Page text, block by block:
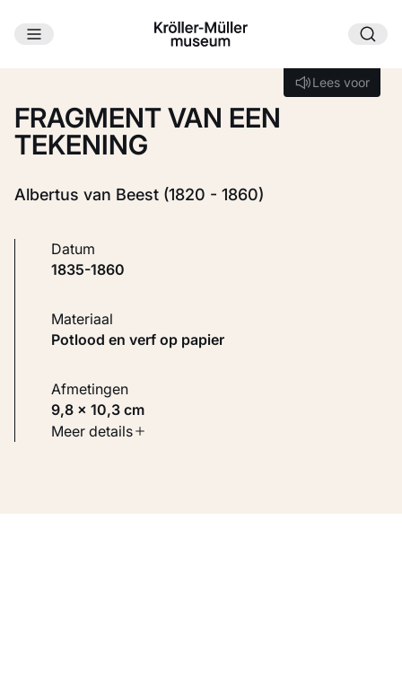
Ga naar hoofdinhoud
Lees voor
Lees voor
FRAGMENT VAN EEN
TEKENING
Albertus van Beest (1820 - 1860)
Datum
1835-1860
Materiaal
Potlood en verf op papier
Afmetingen
9,8 × 10,3 cm
Soort werk
Meer details